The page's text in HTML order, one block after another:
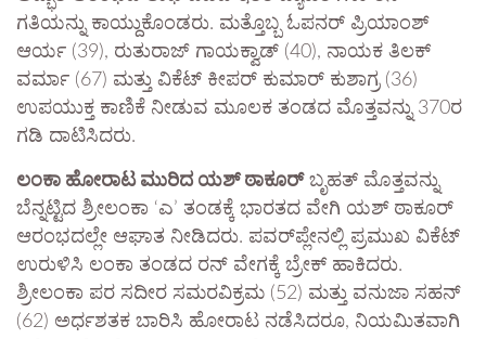
ಗತಿಯನ್ನು ಕಾಯ್ದುಕೊಂಡರು. ಮತ್ತೊಬ್ಬ ಓಪನರ್ ಪ್ರಿಯಾಂಶ್
ಆರ್ಯ (39), ರುತುರಾಜ್ ಗಾಯಕ್ವಾಡ್ (40), ನಾಯಕ ತಿಲಕ್
ವರ್ಮಾ (67) ಮತ್ತು ವಿಕೆಟ್ ಕೀಪರ್ ಕುಮಾರ್ ಕುಶಾಗ್ರ (36)
ಉಪಯುಕ್ತ ಕಾಣಿಕೆ ನೀಡುವ ಮೂಲಕ ತಂಡದ ಮೊತ್ತವನ್ನು 370ರ
ಗಡಿ ದಾಟಿಸಿದರು.
ಲಂಕಾ ಹೋರಾಟ ಮುರಿದ ಯಶ್ ಠಾಕೂರ್​ಬೃಹತ್ ಮೊತ್ತವನ್ನು
ಬೆನ್ನಟ್ಟಿದ ಶ್ರೀಲಂಕಾ ‘ಎ’ ತಂಡಕ್ಕೆ ಭಾರತದ ವೇಗಿ ಯಶ್ ಠಾಕೂರ್
ಆರಂಭದಲ್ಲೇ ಆಘಾತ ನೀಡಿದರು. ಪವರ್‌ಪ್ಲೇನಲ್ಲಿ ಪ್ರಮುಖ ವಿಕೆಟ್
ಉರುಳಿಸಿ ಲಂಕಾ ತಂಡದ ರನ್ ವೇಗಕ್ಕೆ ಬ್ರೇಕ್ ಹಾಕಿದರು.
ಶ್ರೀಲಂಕಾ ಪರ ಸದೀರ ಸಮರವಿಕ್ರಮ (52) ಮತ್ತು ವನುಜಾ ಸಹನ್
(62) ಅರ್ಧಶತಕ ಬಾರಿಸಿ ಹೋರಾಟ ನಡೆಸಿದರೂ, ನಿಯಮಿತವಾಗಿ